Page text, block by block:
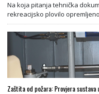
Na koja pitanja tehnička
rekreacijsko plovilo opremljeno
Zaštita od požara: Provjera